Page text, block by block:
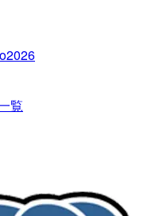
覧